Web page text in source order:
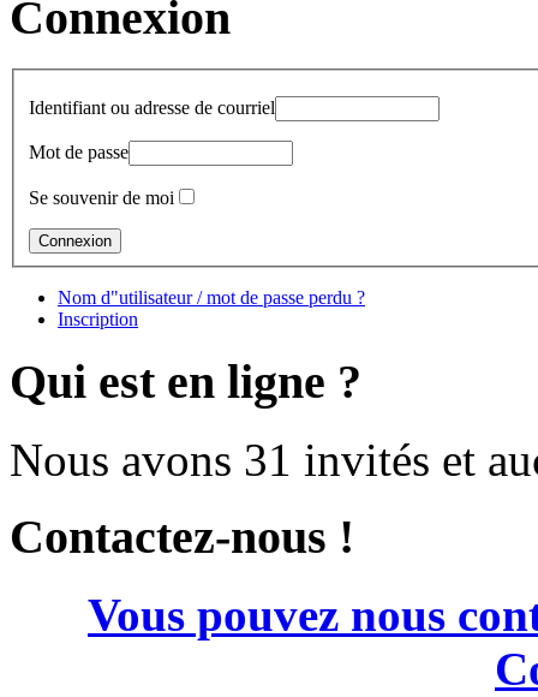
Connexion
Identifiant ou adresse de courriel
Mot de passe
Se souvenir de moi
Nom d"utilisateur / mot de passe perdu ?
Inscription
Qui est en ligne ?
Nous avons 31 invités et
Contactez-nous !
Vous pouvez nous